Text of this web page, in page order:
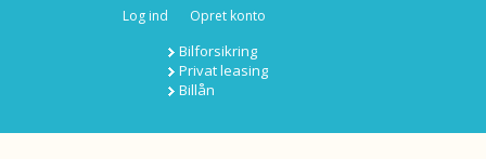
Log ind Opret konto
Bilforsikring
Privat leasing
Billån